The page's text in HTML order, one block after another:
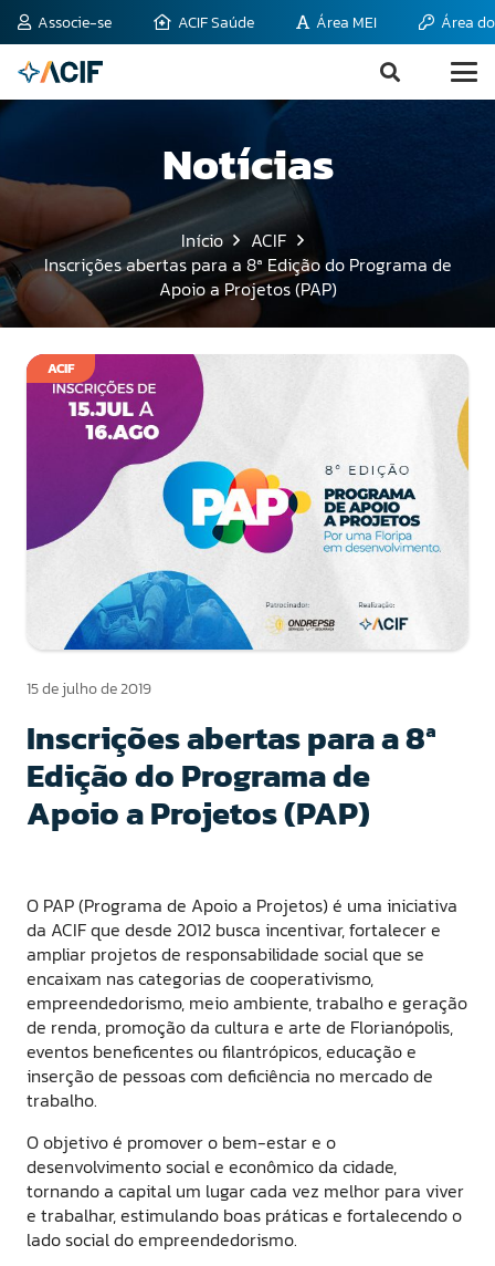
Associe-se ACIF Saúde Área MEI Área
Notícias
Início
ACIF
Inscrições abertas para a 8ª Edição do Programa de
Apoio a Projetos (PAP)
ACIF
15 de julho de 2019
Inscrições abertas para a 8ª
Edição do Programa de
Apoio a Projetos (PAP)
O PAP (Programa de Apoio a Projetos) é uma iniciativa
da ACIF que desde 2012 busca incentivar, fortalecer e
ampliar projetos de responsabilidade social que se
encaixam nas categorias de cooperativismo,
empreendedorismo, meio ambiente, trabalho e geração
de renda, promoção da cultura e arte de Florianópolis,
eventos beneficentes ou filantrópicos, educação e
inserção de pessoas com deficiência no mercado de
trabalho.
O objetivo é promover o bem-estar e o
desenvolvimento social e econômico da cidade,
tornando a capital um lugar cada vez melhor para viver
e trabalhar, estimulando boas práticas e fortalecendo o
lado social do empreendedorismo.